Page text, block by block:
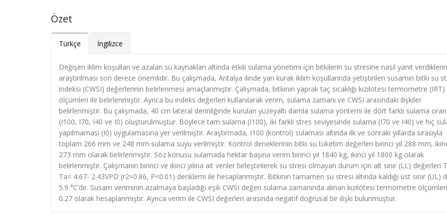
Özet
Türkçe İngilizce
Değişen iklim koşulları ve azalan su kaynakları altında etkili sulama yönetimi için bitkilerin su stresine nasıl yanıt
araştırılması son derece önemlidir. Bu çalışmada, Antalya ilinde yarı kurak iklim koşullarında yetiştirilen susamın bitki su
indeksi (CWSI) değerlerinin belirlenmesi amaçlanmıştır. Çalışmada, bitkinin yaprak taç sıcaklığı kızılötesi termometre (IRT)
ölçümleri ile belirlenmiştir. Ayrıca bu indeks değerleri kullanılarak verim, sulama zamanı ve CWSI arasındaki ilişkiler
belirlenmiştir. Bu çalışmada, 40 cm lateral derinliğinde kurulan yüzeyaltı damla sulama yöntemi ile dört farklı sulama oranı
(I100, I70, I40 ve I0) oluşturulmuştur. Böylece tam sulama (I100), iki farklı stres seviyesinde sulama (I70 ve I40) ve hiç
yapılmaması (I0) uygulamasına yer verilmiştir. Araştırmada, I100 (kontrol) sulaması altında ilk ve sonraki yıllarda sırasıyla
toplam 266 mm ve 248 mm sulama suyu verilmiştir. Kontrol deneklerinin bitki su tüketim değerleri birinci yıl 288 mm,
273 mm olarak belirlenmiştir. Söz konusu sulamada hektar başına verim birinci yıl 1840 kg, ikinci yıl 1800 kg olarak
belirlenmiştir. Çalışmanın birinci ve ikinci yılına ait veriler birleştirilerek su stresi olmayan durum için alt sınır (LL) değerleri
Ta= 4.67- 2.43VPD (r2=0.86, P<0.01) denklemi ile hesaplanmıştır. Bitkinin tamamen su stresi altında kaldığı üst sınır (UL)
5.9 °C’dir. Susam veriminin azalmaya başladığı eşik CWSI değeri sulama zamanında alınan kızılötesi termometre
0.27 olarak hesaplanmıştır. Ayrıca verim ile CWSI değerleri arasında negatif doğrusal bir ilişki bulunmuştur.